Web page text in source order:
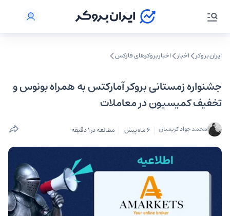
ایران بروکر اخبار اخبار بروکرهای فارکس
جشنواره زمستانی بروکر آمارکتس به همراه بونوس و
تخفیف کمیسیون در معاملات
محمد جواد کریمیان 6 ماه پیش مطالعه در 1 دقیقه